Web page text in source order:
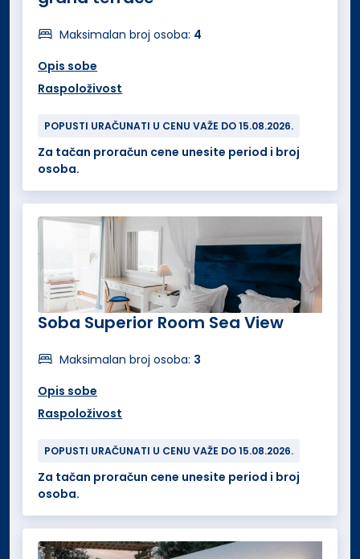
Maksimalan broj osoba: 4
Opis sobe
Raspoloživost
POPUSTI URAČUNATI U CENU VAŽE DO 15.08.2026.
Za tačan proračun cene unesite period i broj
osoba.
Soba Superior Room Sea View
Maksimalan broj osoba: 3
Opis sobe
Raspoloživost
POPUSTI URAČUNATI U CENU VAŽE DO 15.08.2026.
Za tačan proračun cene unesite period i broj
osoba.